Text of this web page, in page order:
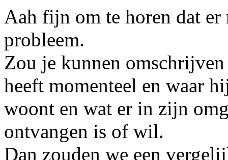
Aah fijn om te horen dat
probleem.
Zou je kunnen
heeft momenteel en waar
woont en wat er in zijn
ontvangen is of wil.
Dan zouden we een